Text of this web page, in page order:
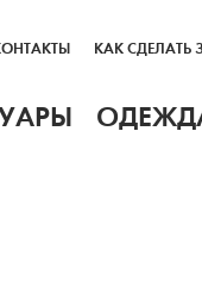
КАК СДЕЛАТЬ